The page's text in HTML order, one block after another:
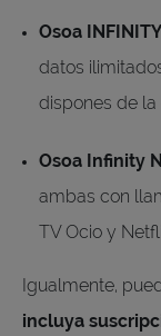
Osoa
datos
dispones de
Osoa Infinity
ambas con
TV Ocio y
Igualmente,
incluya